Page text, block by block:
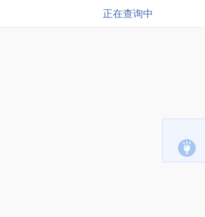
正在查询中